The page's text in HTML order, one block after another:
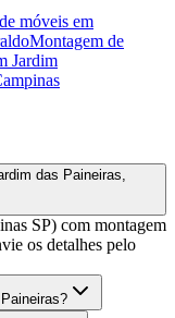
móveis em
Montagem de
Jardim
das Paineiras,
SP) com montagem
os detalhes pelo